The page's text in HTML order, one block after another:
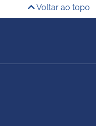
Voltar ao topo